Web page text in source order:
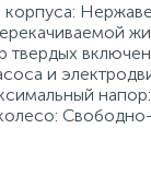
корпуса:
твердых
и